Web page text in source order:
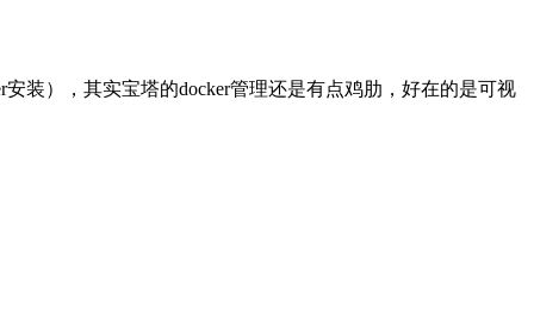
安装），其实宝塔的docker管理还是有点鸡肋，好在的是可视